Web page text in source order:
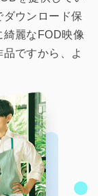
ウンロード保
綺麗なFOD映像
ですから、よ